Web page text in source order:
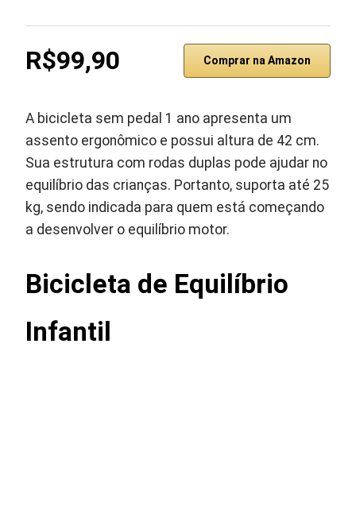
R$99,90 Comprar na Amazon
A bicicleta sem pedal 1 ano apresenta um
assento ergonômico e possui altura de 42 cm.
Sua estrutura com rodas duplas pode ajudar no
equilíbrio das crianças. Portanto, suporta até 25
kg, sendo indicada para quem está começando
a desenvolver o equilíbrio motor.
Bicicleta de Equilíbrio
Infantil